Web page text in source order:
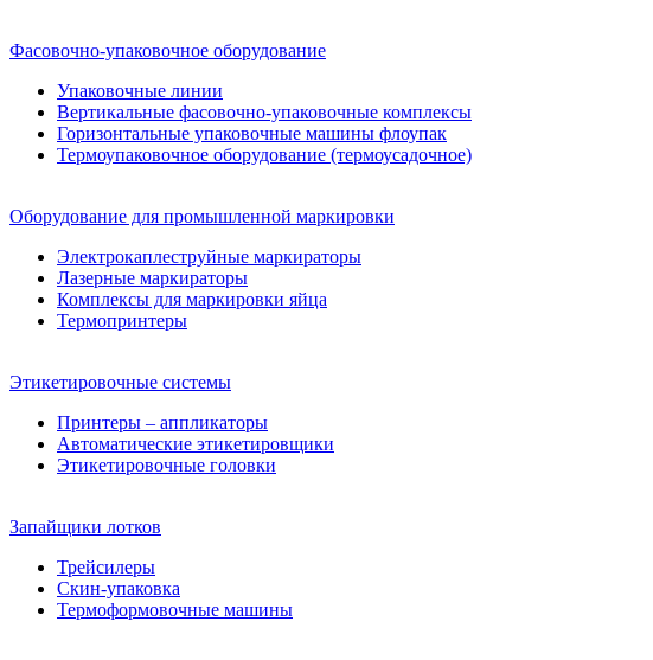
Фасовочно-упаковочное оборудование
Упаковочные линии
Вертикальные фасовочно-упаковочные комплексы
Горизонтальные упаковочные машины флоупак
Термоупаковочное оборудование (термоусадочное)
Оборудование для промышленной маркировки
Электрокаплеструйные маркираторы
Лазерные маркираторы
Комплексы для маркировки яйца
Термопринтеры
Этикетировочные системы
Принтеры – аппликаторы
Автоматические этикетировщики
Этикетировочные головки
Запайщики лотков
Трейсилеры
Скин-упаковка
Термоформовочные машины